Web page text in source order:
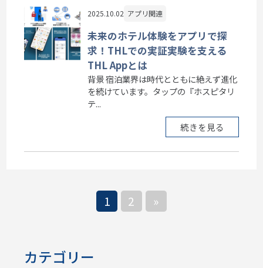
2025.10.02 アプリ関連
未来のホテル体験をアプリで探
求！THLでの実証実験を支える
THL Appとは
背景 宿泊業界は時代とともに絶えず進化
を続けています。タップの『ホスピタリ
テ...
続きを見る
1 2 »
カテゴリー